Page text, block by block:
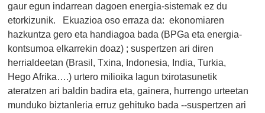
gaur egun indarrean dagoen energia-sistemak ez du
etorkizunik. Ekuazioa oso erraza da: ekonomiaren
hazkuntza gero eta handiagoa bada (BPGa eta energia-
kontsumoa elkarrekin doaz) ; suspertzen ari diren
herrialdeetan (Brasil, Txina, Indonesia, India, Turkia,
Hego Afrika….) urtero milioika lagun txirotasunetik
ateratzen ari baldin badira eta, gainera, hurrengo urteetan
munduko biztanleria erruz gehituko bada --suspertzen ari